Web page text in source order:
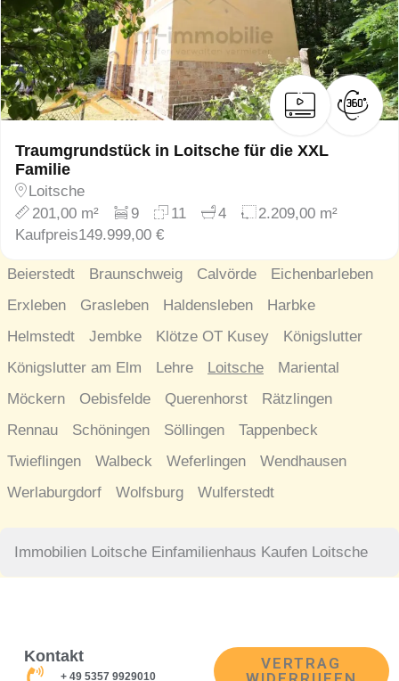
Traumgrundstück in Loitsche für die XXL
Familie
Loitsche
201,00 m²
9 11 4
2.209,00 m²
Kaufpreis149.999,00 €
Beierstedt Braunschweig Calvörde
Eichenbarleben
Erxleben
Grasleben Haldensleben
Harbke
Helmstedt
Jembke Klötze OT Kusey
Königslutter
Königslutter am Elm
Lehre Loitsche
Mariental
Möckern
Oebisfelde Querenhorst
Rätzlingen
Rennau
Schöningen Söllingen
Tappenbeck
Twieflingen
Walbeck Weferlingen
Wendhausen
Werlaburgdorf
Wolfsburg Wulferstedt
Immobilien Loitsche Einfamilienhaus Kaufen Loitsche
Kontakt
+ 49 5357 9929010
VERTRAG